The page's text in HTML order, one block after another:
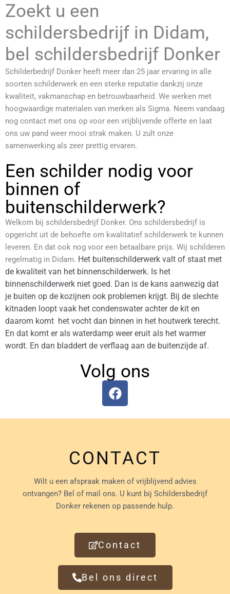
Zoekt u een
schildersbedrijf in Didam,
bel schildersbedrijf Donker
Schilderbedrijf Donker heeft meer dan 25 jaar ervaring in alle
soorten schilderwerk en een sterke reputatie dankzij onze
kwaliteit, vakmanschap en betrouwbaarheid. We werken met
hoogwaardige materialen van merken als Sigma. Neem vandaag
nog contact met ons op voor een vrijblijvende offerte en laat
ons uw pand weer mooi strak maken. U zult onze
samenwerking als zeer prettig ervaren.
Een schilder nodig voor
binnen of
buitenschilderwerk?
Welkom bij schildersbedrijf Donker. Ons schildersbedrijf is
opgericht uit de behoefte om kwalitatief schilderwerk te kunnen
leveren. En dat ook nog voor een betaalbare prijs. Wij schilderen
regelmatig in Didam. Het buitenschilderwerk valt of staat met
de kwaliteit van het binnenschilderwerk. Is het
binnenschilderwerk niet goed. Dan is de kans aanwezig dat
je buiten op de kozijnen ook problemen krijgt. Bij de slechte
kitnaden loopt vaak het condenswater achter de kit en
daarom komt het vocht dan binnen in het houtwerk terecht.
En dat komt er als waterdamp weer eruit als het warmer
wordt. En dan bladdert de verflaag aan de buitenzijde af.
Volg ons
F
a
o
o
k
CONTACT
Wilt u een afspraak maken of vrijblijvend advies
ontvangen? Bel of mail ons. U kunt bij Schildersbedrijf
Donker rekenen op passende hulp.
Contact
Bel ons direct